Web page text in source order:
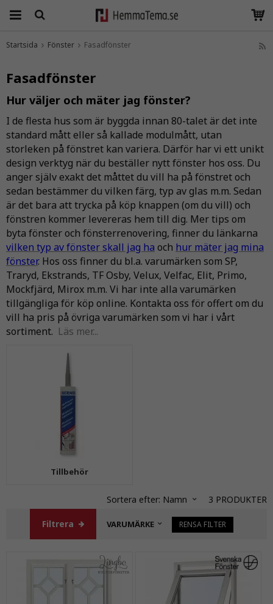
Startsida Fönster Fasadfönster
Fasadfönster
Hur väljer och mäter jag fönster?
I de flesta hus som är byggda innan 80-talet är det inte
standard mått eller så kallade modulmått, utan
storleken på fönstret kan variera. Därför har vi ett unikt
design verktyg när du beställer nytt fönster hos oss. Du
anger själv exakt det måttet du vill ha på fönstret och
sedan bestämmer du vilken färg, typ av glas m.m. Sedan
är det bara att trycka på köp knappen (om du vill) och
fönstren kommer levereras hem till dig. Mer tips om
byta fönster och fönsterrenovering, finner du länkarna
vilken typ av fönster skall jag ha och hur mäter jag mina
fönster. Hos oss finner du bl.a. varumärken som SP,
Traryd, Ekstrands, TF Osby, Velux, Velfac, Elit, Primo,
Mockfjärd, Mirox m.m. Vi har inte alla varumärken
tillgängliga för köp online. Kontakta oss för offert om du
vill ha pris på övriga varumärken som vi har i vårt
sortiment. Läs mer...
Tillbehör
Sortera efter: Namn 3 PRODUKTER
Filtrera VARUMÄRKE RENSA FILTER